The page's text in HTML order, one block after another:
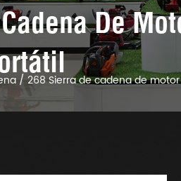
De
/ 268 Sierra de cadena de